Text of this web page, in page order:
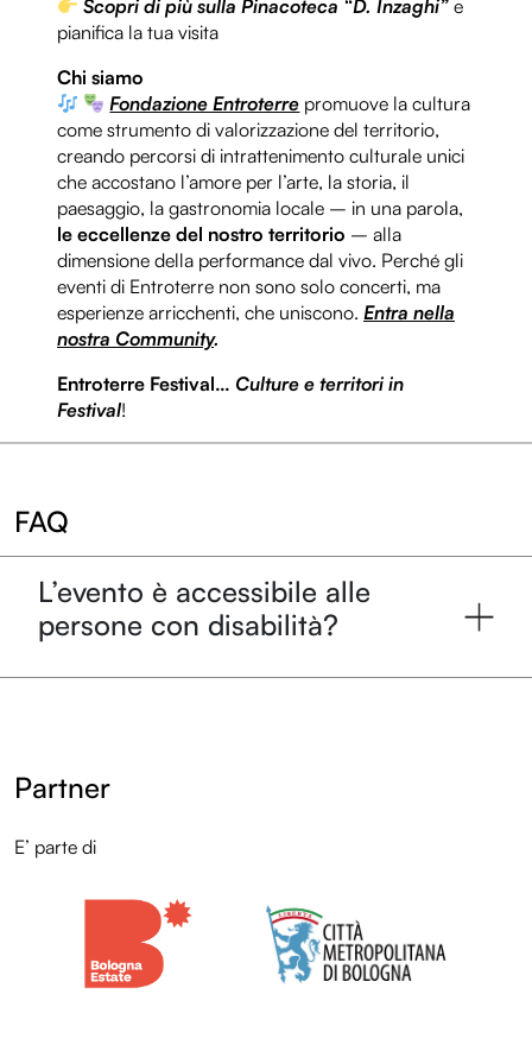
Programma
Scopri di più sulla Pinacoteca “D. Inzaghi” e
pianifica la tua visita
Chi siamo
Fondazione Entroterre promuove la cultura
come strumento di valorizzazione del territorio,
creando percorsi di intrattenimento culturale unici
che accostano l’amore per l’arte, la storia, il
paesaggio, la gastronomia locale – in una parola,
le eccellenze del nostro territorio – alla
dimensione della performance dal vivo. Perché gli
eventi di Entroterre non sono solo concerti, ma
esperienze arricchenti, che uniscono. Entra nella
nostra Community.
Entroterre Festival… Culture e territori in
Festival!
FAQ
L’evento è accessibile alle
persone con disabilità?
Partner
E’ parte di